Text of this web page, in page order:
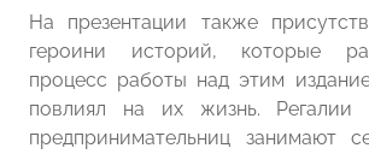
На презентации также
героини историй, которые
процесс работы над этим
повлиял на их жизнь. Регалии
предпринимательниц занимают